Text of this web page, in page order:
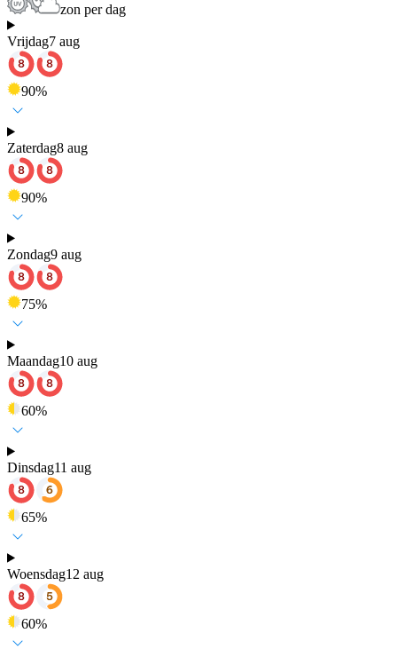
zon per dag
Vrijdag7 aug
90%
Zaterdag8 aug
90%
Zondag9 aug
75%
Maandag10 aug
60%
Dinsdag11 aug
65%
Woensdag12 aug
60%